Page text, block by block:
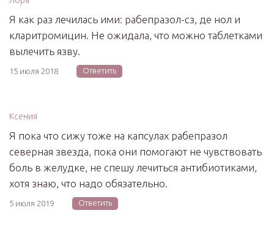
Я как раз лечилась ими: рабепразол-сз, де нол и
кларитромицин. Не ожидала, что можно таблетками
вылечить язву.
15 июля 2018 Ответить
Ксения
Я пока что сижу тоже на капсулах рабепразол
северная звезда, пока они помогают не чувствовать
боль в желудке, не спешу лечиться антибиотиками,
хотя знаю, что надо обязательно.
5 июля 2019 Ответить